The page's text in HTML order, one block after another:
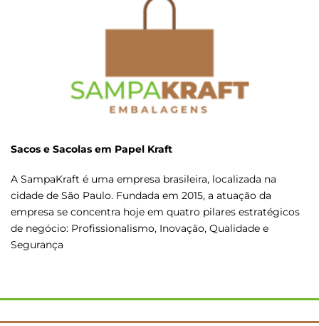
Sacos e Sacolas em Papel Kraft
A SampaKraft é uma empresa brasileira, localizada na
cidade de São Paulo. Fundada em 2015, a atuação da
empresa se concentra hoje em quatro pilares estratégicos
de negócio: Profissionalismo, Inovação, Qualidade e
Segurança